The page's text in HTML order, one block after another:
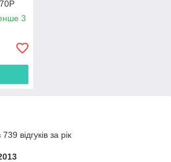
3
відгуків за рік